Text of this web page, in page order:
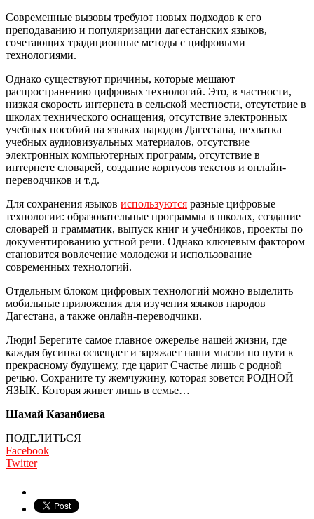
Современные вызовы требуют новых подходов к его
преподаванию и популяризации дагестанских языков,
сочетающих традиционные методы с цифровыми
технологиями.
Однако существуют причины, которые мешают
распространению цифровых технологий. Это, в частности,
низкая скорость интернета в сельской местности, отсутствие в
школах технического оснащения, отсутствие электронных
учебных пособий на языках народов Дагестана, нехватка
учебных аудиовизуальных материалов, отсутствие
электронных компьютерных программ, отсутствие в
интернете словарей, создание корпусов текстов и онлайн-
переводчиков и т.д.
Для сохранения языков используются разные цифровые
технологии: образовательные программы в школах, создание
словарей и грамматик, выпуск книг и учебников, проекты по
документированию устной речи. Однако ключевым фактором
становится вовлечение молодежи и использование
современных технологий.
Отдельным блоком цифровых технологий можно выделить
мобильные приложения для изучения языков народов
Дагестана, а также онлайн-переводчики.
Люди! Берегите самое главное ожерелье нашей жизни, где
каждая бусинка освещает и заряжает наши мысли по пути к
прекрасному будущему, где царит Счастье лишь с родной
речью. Сохраните ту жемчужину, которая зовется РОДНОЙ
ЯЗЫК. Которая живет лишь в семье…
Шамай Казанбиева
ПОДЕЛИТЬСЯ
Facebook
Twitter